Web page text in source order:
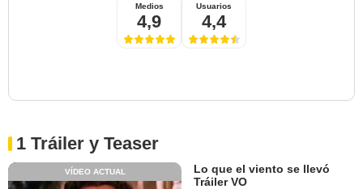
Medios
4,9
Usuarios
4,4
1 Tráiler y Teaser
VÍDEO ACTUAL
Lo que el viento se llevó
Tráiler VO